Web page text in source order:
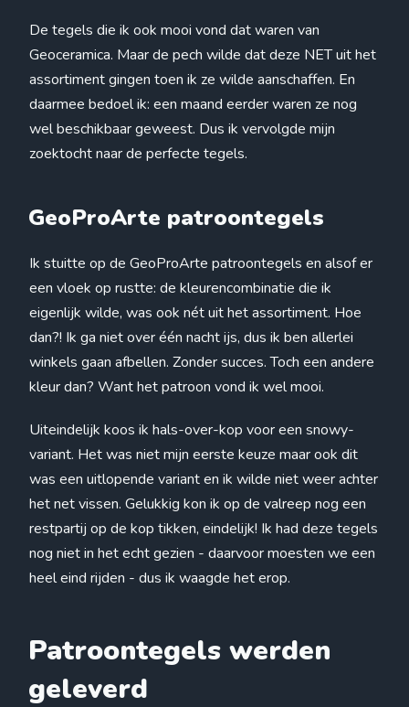
De tegels die ik ook mooi vond dat waren van
Geoceramica. Maar de pech wilde dat deze NET uit het
assortiment gingen toen ik ze wilde aanschaffen. En
daarmee bedoel ik: een maand eerder waren ze nog
wel beschikbaar geweest. Dus ik vervolgde mijn
zoektocht naar de perfecte tegels.
GeoProArte patroontegels
Ik stuitte op de GeoProArte patroontegels en alsof er
een vloek op rustte: de kleurencombinatie die ik
eigenlijk wilde, was ook nét uit het assortiment. Hoe
dan?! Ik ga niet over één nacht ijs, dus ik ben allerlei
winkels gaan afbellen. Zonder succes. Toch een andere
kleur dan? Want het patroon vond ik wel mooi.
Uiteindelijk koos ik hals-over-kop voor een snowy-
variant. Het was niet mijn eerste keuze maar ook dit
was een uitlopende variant en ik wilde niet weer achter
het net vissen. Gelukkig kon ik op de valreep nog een
restpartij op de kop tikken, eindelijk! Ik had deze tegels
nog niet in het echt gezien - daarvoor moesten we een
heel eind rijden - dus ik waagde het erop.
Patroontegels werden
geleverd